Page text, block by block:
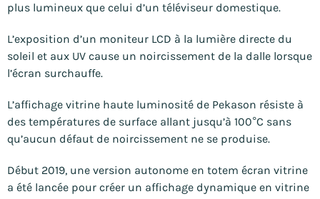
plus lumineux que celui d’un téléviseur domestique.
L’exposition d’un moniteur LCD à la lumière directe du
soleil et aux UV cause un noircissement de la dalle lorsque
l’écran surchauffe.
L’affichage vitrine haute luminosité de Pekason résiste à
des températures de surface allant jusqu’à 100°C sans
qu’aucun défaut de noircissement ne se produise.
Début 2019, une version autonome en totem écran vitrine
a été lancée pour créer un affichage dynamique en vitrine